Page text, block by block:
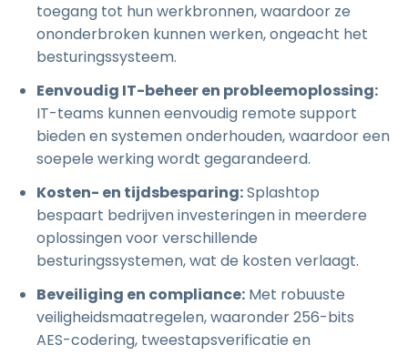
toegang tot hun werkbronnen, waardoor ze
ononderbroken kunnen werken, ongeacht het
besturingssysteem.
Eenvoudig IT-beheer en probleemoplossing:
IT-teams kunnen eenvoudig remote support
bieden en systemen onderhouden, waardoor een
soepele werking wordt gegarandeerd.
Kosten- en tijdsbesparing:Splashtop
bespaart bedrijven investeringen in meerdere
oplossingen voor verschillende
besturingssystemen, wat de kosten verlaagt.
Beveiliging en compliance: Met robuuste
veiligheidsmaatregelen, waaronder 256-bits
AES-codering, tweestapsverificatie en